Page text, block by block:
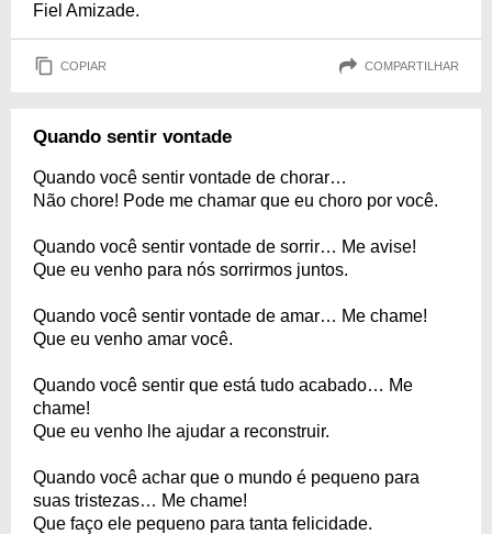
Fiel Amizade.
COPIAR COMPARTILHAR
Quando sentir vontade
Quando você sentir vontade de chorar…
Não chore! Pode me chamar que eu choro por você.
Quando você sentir vontade de sorrir… Me avise!
Que eu venho para nós sorrirmos juntos.
Quando você sentir vontade de amar… Me chame!
Que eu venho amar você.
Quando você sentir que está tudo acabado… Me
chame!
Que eu venho lhe ajudar a reconstruir.
Quando você achar que o mundo é pequeno para
suas tristezas… Me chame!
Que faço ele pequeno para tanta felicidade.